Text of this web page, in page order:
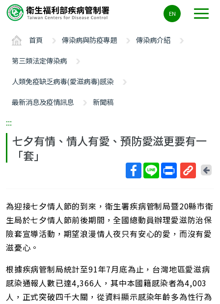
要
ALT+C
EN
首頁 傳染病與防疫專題
傳染病介紹
第三類法定傳染病
人類免疫缺乏病毒(愛滋病毒)感染
最新消息及疫情訊息
新聞稿
:::
七夕有情、情人有愛、預防愛滋更要有一
「套」
短
網
址
回
頁
為迎接七夕情人節的到來，衛生署疾病管制局暨20縣市衛
生局於七夕情人節前後期間，全國總動員辦理愛滋防治保
險套宣導活動，期望浪漫情人夜只有安心的愛，而沒有愛
滋憂心。
根據疾病管制局統計至91年7月底為止，台灣地區愛滋病
感染通報人數已達4,366人，其中本國籍感染者為4,003
人，正式突破四千大關，從資料顯示感染年齡多為性行為